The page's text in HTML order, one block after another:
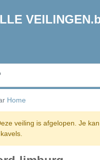
Home
veiling is afgelopen. Je